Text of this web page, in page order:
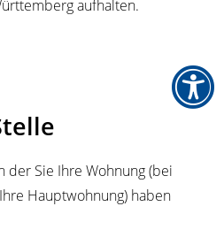
aufhalten.
der Sie Ihre Wohnung (bei
Hauptwohnung) haben